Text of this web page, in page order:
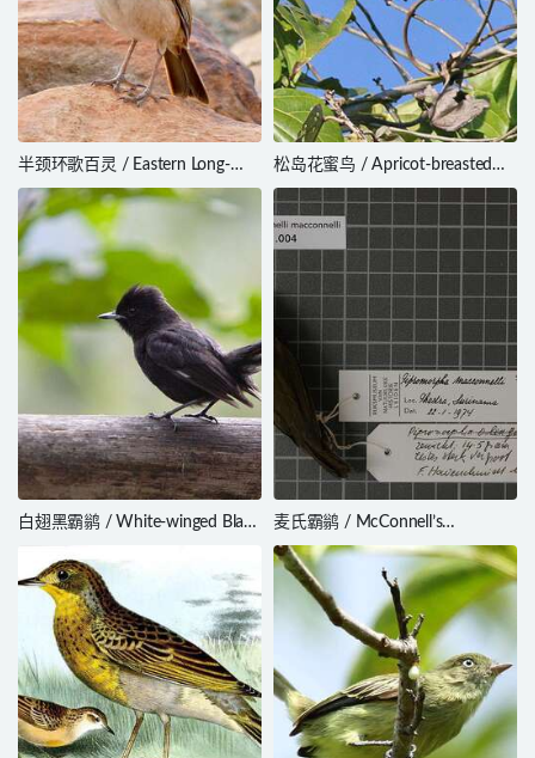
半颈环歌百灵 / Eastern Long-
billed Lark / Certhilauda
semitorquata
松岛花蜜鸟 / Apricot-breasted
Sunbird / Cinnyris buettikoferi
白翅黑霸鹟 / White-winged Black
麦氏霸鹟 / McConnell’s
Flycatcher / Mionectes
macconnelli